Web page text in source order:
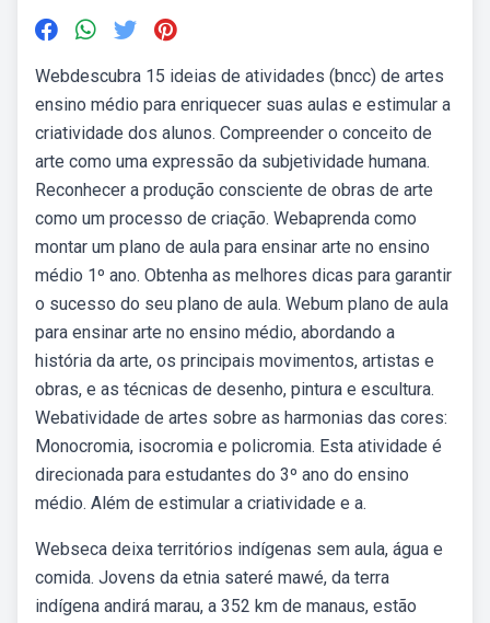
Webdescubra 15 ideias de atividades (bncc) de artes
ensino médio para enriquecer suas aulas e estimular a
criatividade dos alunos. Compreender o conceito de
arte como uma expressão da subjetividade humana.
Reconhecer a produção consciente de obras de arte
como um processo de criação. Webaprenda como
montar um plano de aula para ensinar arte no ensino
médio 1º ano. Obtenha as melhores dicas para garantir
o sucesso do seu plano de aula. Webum plano de aula
para ensinar arte no ensino médio, abordando a
história da arte, os principais movimentos, artistas e
obras, e as técnicas de desenho, pintura e escultura.
Webatividade de artes sobre as harmonias das cores:
Monocromia, isocromia e policromia. Esta atividade é
direcionada para estudantes do 3º ano do ensino
médio. Além de estimular a criatividade e a.
Webseca deixa territórios indígenas sem aula, água e
comida. Jovens da etnia sateré mawé, da terra
indígena andirá marau, a 352 km de manaus, estão